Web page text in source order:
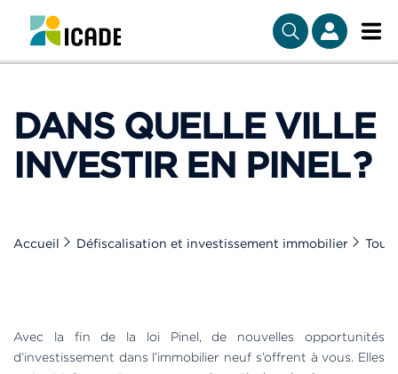
DANS QUELLE VILLE
INVESTIR EN PINEL ?
Accueil Défiscalisation et investissement immobilier Tout
Avec la fin de la loi Pinel, de nouvelles opportunités
d’investissement dans l’immobilier neuf s’offrent à vous. Elles